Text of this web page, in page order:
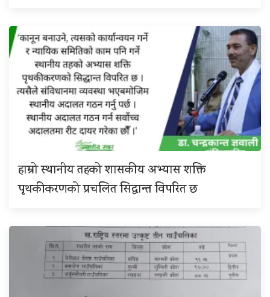
हाम्रो स्थानीय तहको शासकीय अभ्यास शक्ति
पृथकीकरणको प्रचलित सिद्धान्त विपरित छ